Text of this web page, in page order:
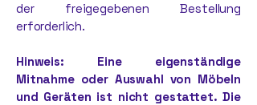
der freigegebenen Bestellung
erforderlich.
Hinweis: Eine eigenständige
Mitnahme oder Auswahl von Möbeln
und Geräten ist nicht gestattet. Die